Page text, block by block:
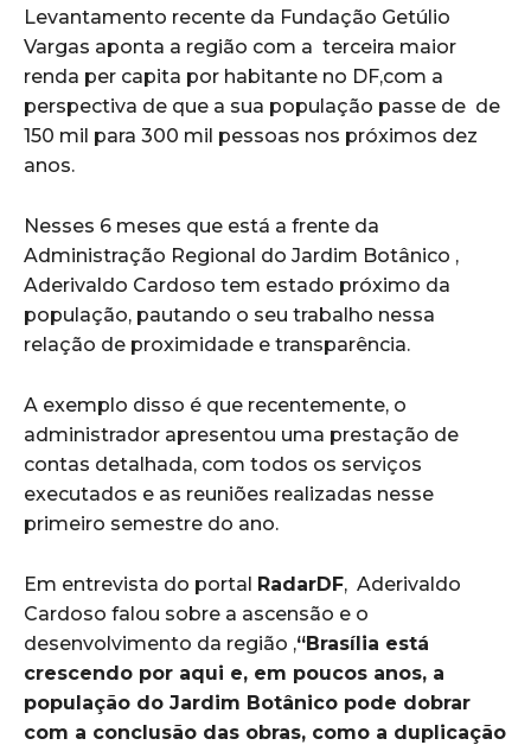
Levantamento recente da Fundação Getúlio
Vargas aponta a região com a terceira maior
renda per capita por habitante no DF,com a
perspectiva de que a sua população passe de de
150 mil para 300 mil pessoas nos próximos dez
anos.
Nesses 6 meses que está a frente da
Administração Regional do Jardim Botânico ,
Aderivaldo Cardoso tem estado próximo da
população, pautando o seu trabalho nessa
relação de proximidade e transparência.
A exemplo disso é que recentemente, o
administrador apresentou uma prestação de
contas detalhada, com todos os serviços
executados e as reuniões realizadas nesse
primeiro semestre do ano.
Em entrevista do portal RadarDF, Aderivaldo
Cardoso falou sobre a ascensão e o
desenvolvimento da região ,“Brasília está
crescendo por aqui e, em poucos anos, a
população do Jardim Botânico pode dobrar
com a conclusão das obras, como a duplicação